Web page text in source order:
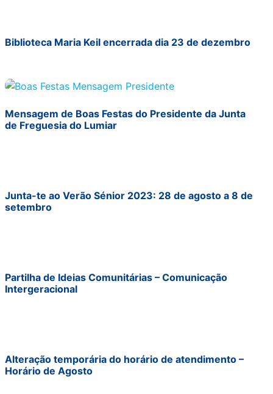
Biblioteca Maria Keil encerrada dia 23 de dezembro
Mensagem de Boas Festas do Presidente da Junta
de Freguesia do Lumiar
Junta-te ao Verão Sénior 2023: 28 de agosto a 8 de
setembro
Partilha de Ideias Comunitárias – Comunicação
Intergeracional
Alteração temporária do horário de atendimento –
Horário de Agosto